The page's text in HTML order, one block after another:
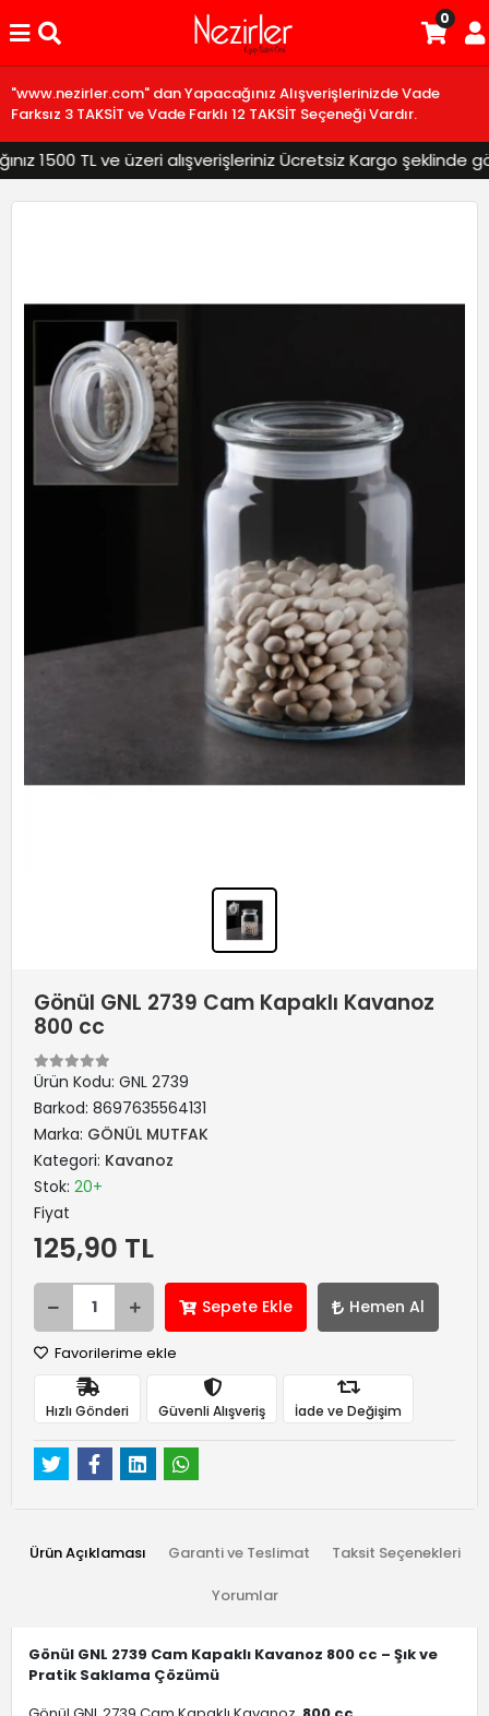
"www.nezirler.com" dan Yapacağınız Alışverişlerinizde Vade
Farksız 3 TAKSİT ve Vade Farklı 12 TAKSİT Seçeneği Vardır.
1500 TL ve üzeri alışverişleriniz Ücretsiz Kargo şeklinde
0
Gönül GNL 2739 Cam Kapaklı Kavanoz
800 cc
Ürün Kodu: GNL 2739
Barkod: 8697635564131
Marka: GÖNÜL MUTFAK
Kategori: Kavanoz
Stok: 20+
Fiyat
125,90 TL
Sepete Ekle Hemen Al
Favorilerime ekle
Hızlı Gönderi Güvenli Alışveriş İade ve Değişim
Ürün Açıklaması Garanti ve Teslimat Taksit Seçenekleri
Yorumlar
Gönül GNL 2739 Cam Kapaklı Kavanoz 800 cc – Şık ve
Pratik Saklama Çözümü